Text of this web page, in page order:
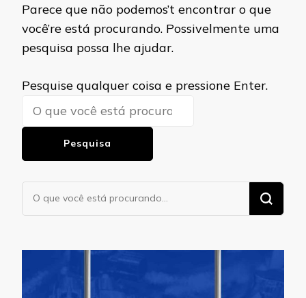
Parece que não podemos’t encontrar o que
você’re está procurando. Possivelmente uma
pesquisa possa lhe ajudar.
Procurando
algo?
Pesquise qualquer coisa e pressione Enter.
Procurando
algo?